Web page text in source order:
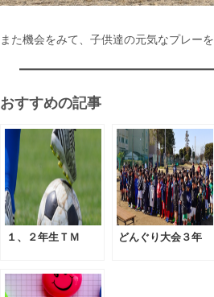
また機会をみて、子供達の元気なプレー
おすすめの記事
１、２年生ＴＭ どんぐり大会３年